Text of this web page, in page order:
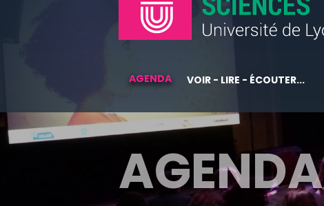
AGENDA VOIR - LIRE - ÉCOUTER...
AGENDA